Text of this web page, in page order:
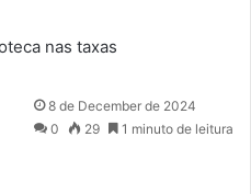
nas taxas
8 de December de 2024
0
29 1 minuto de leitura